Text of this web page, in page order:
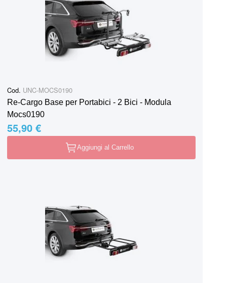
Cod. UNC-MOCS0190
Re-Cargo Base per Portabici - 2 Bici - Modula
Mocs0190
55,90 €
Aggiungi al Carrello